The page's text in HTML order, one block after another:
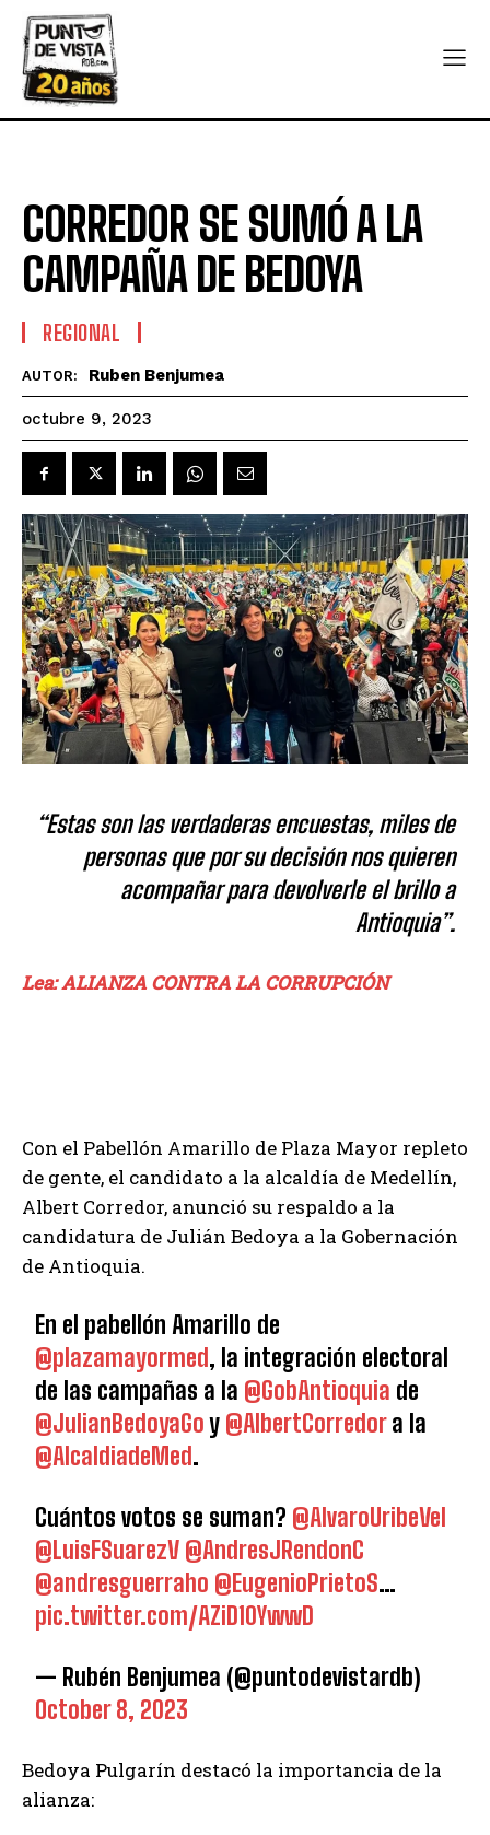
CORREDOR SE SUMÓ A LA
CAMPAÑA DE BEDOYA
REGIONAL
AUTOR: Ruben Benjumea
octubre 9, 2023
“Estas son las verdaderas encuestas, miles de
personas que por su decisión nos quieren
acompañar para devolverle el brillo a
Antioquia”.
Lea: ALIANZA CONTRA LA CORRUPCIÓN
Con el Pabellón Amarillo de Plaza Mayor repleto
de gente, el candidato a la alcaldía de Medellín,
Albert Corredor, anunció su respaldo a la
candidatura de Julián Bedoya a la Gobernación
de Antioquia.
En el pabellón Amarillo de
@plazamayormed, la integración electoral
de las campañas a la @GobAntioquia de
@JulianBedoyaGoy @AlbertCorredora la
@AlcaldiadeMed.
Cuántos votos se suman? @AlvaroUribeVel
@LuisFSuarezV @AndresJRendonC
@andresguerraho @EugenioPrietoS…
pic.twitter.com/AZiD10YwwD
— Rubén Benjumea (@puntodevistardb)
October 8, 2023
Bedoya Pulgarín destacó la importancia de la
alianza: